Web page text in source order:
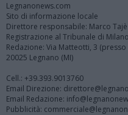
Legnanonews.com
Sito di informazione locale
Direttore responsabile: Marco Tajè
Registrazione al Tribunale di
Redazione: Via Matteotti, 3
20025 Legnano (MI)
Cell.: +39.393.9013760
Email Direzione:
Email Redazione:
Pubblicità: